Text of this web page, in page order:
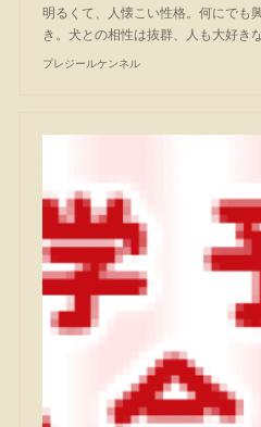
明るくて、人懐こい性格。何にでも
き。犬との相性は抜群、人も大好き
プレジールケンネル